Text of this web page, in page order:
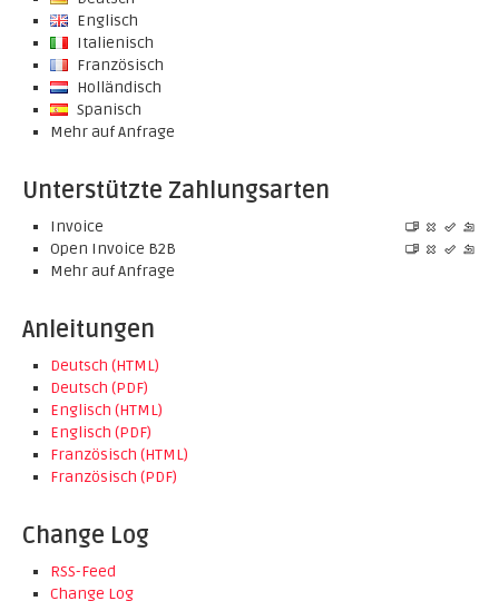
Englisch
Italienisch
Französisch
Holländisch
Spanisch
Mehr auf Anfrage
Unterstützte Zahlungsarten
Invoice
Open Invoice B2B
Mehr auf Anfrage
Anleitungen
Deutsch (HTML)
Deutsch (PDF)
Englisch (HTML)
Englisch (PDF)
Französisch (HTML)
Französisch (PDF)
Change Log
RSS-Feed
Change Log